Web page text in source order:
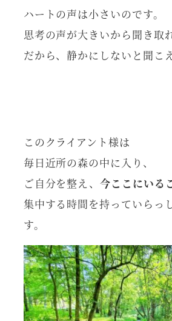
ハートの声は小さいのです。
思考の声が大きいから聞き取
だから、静かにしないと聞こ
このクライアント様は
毎日近所の森の中に入り、
ご自分を整え、今ここにいる
集中する時間を持っていらっ
す。